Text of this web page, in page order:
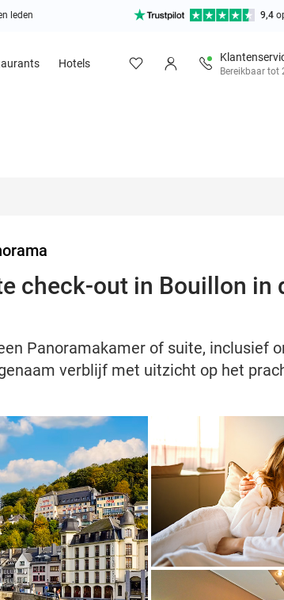
leden 9,4
Hotels
Bereikbaar tot
check-out in Bouillon in
Panoramakamer of suite, inclusief
verblijf met uitzicht op het